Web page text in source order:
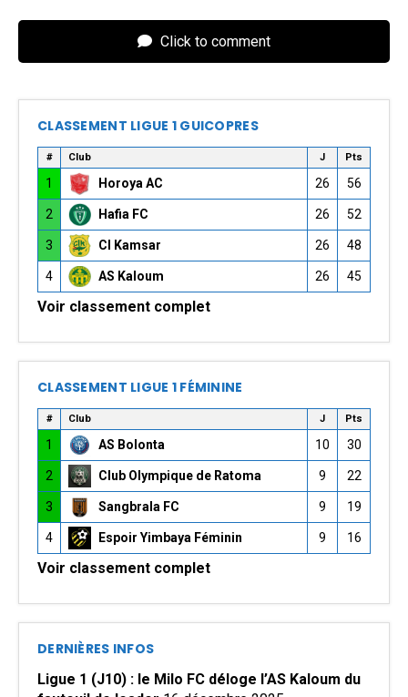
Click to comment
CLASSEMENT LIGUE 1 GUICOPRES
# Club J Pts
1 Horoya AC 26 56
2 Hafia FC 26 52
3 CI Kamsar 26 48
4 AS Kaloum 26 45
Voir classement complet
CLASSEMENT LIGUE 1 FÉMININE
# Club J Pts
1 AS Bolonta 10 30
2 Club Olympique de Ratoma 9 22
3 Sangbrala FC 9 19
4 Espoir Yimbaya Féminin 9 16
Voir classement complet
DERNIÈRES INFOS
Ligue 1 (J10) : le Milo FC déloge l’AS Kaloum du